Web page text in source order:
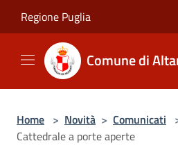
Regione Puglia
Comune di
Home > Novità > Comunicati
Cattedrale a porte aperte